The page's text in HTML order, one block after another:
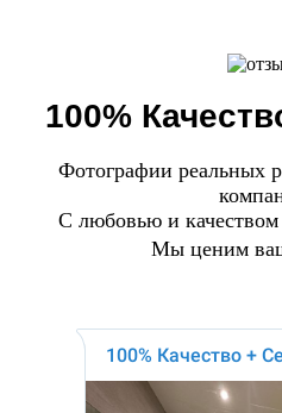
100%
Фотографии реальных
С любовью и
Мы ценим